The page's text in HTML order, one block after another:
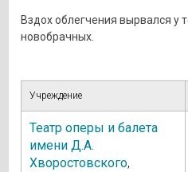
Вздох облегчения вырвался у
новобрачных.
Учреждение
Театр оперы и балета
имени Д.А.
Хворостовского,